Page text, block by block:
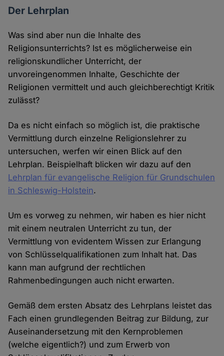
Der Lehrplan
Was sind aber nun die Inhalte des
Religionsunterrichts? Ist es möglicherweise ein
religionskundlicher Unterricht, der
unvoreingenommen Inhalte, Geschichte der
Religionen vermittelt und auch gleichberechtigt Kritik
zulässt?
Da es nicht einfach so möglich ist, die praktische
Vermittlung durch einzelne Religionslehrer zu
untersuchen, werfen wir einen Blick auf den
Lehrplan. Beispielhaft blicken wir dazu auf den
Lehrplan für evangelische Religion für Grundschulen
in Schleswig-Holstein.
Um es vorweg zu nehmen, wir haben es hier nicht
mit einem neutralen Unterricht zu tun, der
Vermittlung von evidentem Wissen zur Erlangung
von Schlüsselqualifikationen zum Inhalt hat. Das
kann man aufgrund der rechtlichen
Rahmenbedingungen auch nicht erwarten.
Gemäß dem ersten Absatz des Lehrplans leistet das
Fach einen grundlegenden Beitrag zur Bildung, zur
Auseinandersetzung mit den Kernproblemen
(welche eigentlich?) und zum Erwerb von